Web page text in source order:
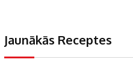
Jaunākās Receptes